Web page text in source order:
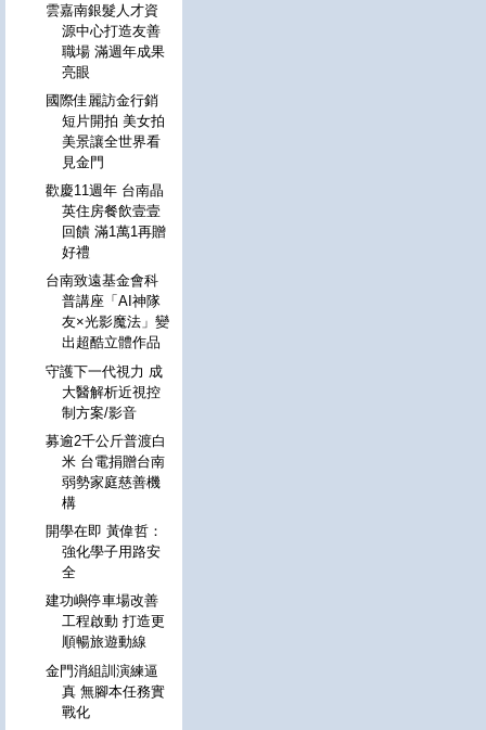
雲嘉南銀髮人才資
源中心打造友善
職場 滿週年成果
亮眼
國際佳麗訪金行銷
短片開拍 美女拍
美景讓全世界看
見金門
歡慶11週年 台南晶
英住房餐飲壹壹
回饋 滿1萬1再贈
好禮
台南致遠基金會科
普講座「AI神隊
友×光影魔法」變
出超酷立體作品
守護下一代視力 成
大醫解析近視控
制方案/影音
募逾2千公斤普渡白
米 台電捐贈台南
弱勢家庭慈善機
構
開學在即 黃偉哲：
強化學子用路安
全
建功嶼停車場改善
工程啟動 打造更
順暢旅遊動線
金門消組訓演練逼
真 無腳本任務實
戰化